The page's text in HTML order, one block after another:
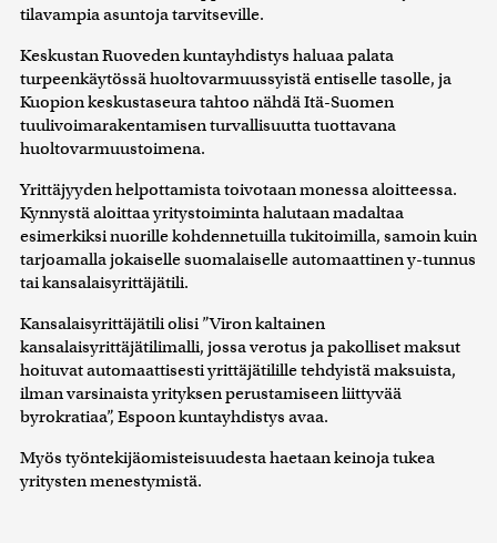
tilavampia asuntoja tarvitseville.
Keskustan Ruoveden kuntayhdistys haluaa palata
turpeenkäytössä huoltovarmuussyistä entiselle tasolle, ja
Kuopion keskustaseura tahtoo nähdä Itä-Suomen
tuulivoimarakentamisen turvallisuutta tuottavana
huoltovarmuustoimena.
Yrittäjyyden helpottamista toivotaan monessa aloitteessa.
Kynnystä aloittaa yritystoiminta halutaan madaltaa
esimerkiksi nuorille kohdennetuilla tukitoimilla, samoin kuin
tarjoamalla jokaiselle suomalaiselle automaattinen y-tunnus
tai kansalaisyrittäjätili.
Kansalaisyrittäjätili olisi ”Viron kaltainen
kansalaisyrittäjätilimalli, jossa verotus ja pakolliset maksut
hoituvat automaattisesti yrittäjätilille tehdyistä maksuista,
ilman varsinaista yrityksen perustamiseen liittyvää
byrokratiaa”, Espoon kuntayhdistys avaa.
Myös työntekijäomisteisuudesta haetaan keinoja tukea
yritysten menestymistä.